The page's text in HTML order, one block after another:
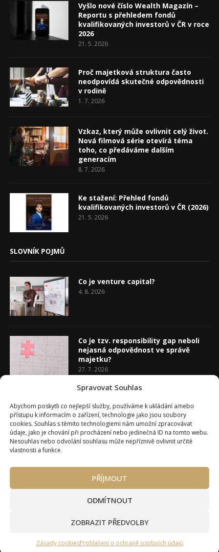
Spravovat Souhlas
Abychom poskytli co nejlepší služby, používáme k ukládání a/nebo
přístupu k informacím o zařízení, technologie jako jsou soubory
cookies. Souhlas s těmito technologiemi nám umožní zpracovávat
údaje, jako je chování při procházení nebo jedinečná ID na tomto webu.
Nesouhlas nebo odvolání souhlasu může nepříznivě ovlivnit určité
vlastnosti a funkce.
PŘÍJMOUT
ODMÍTNOUT
ZOBRAZIT PŘEDVOLBY
Zásady cookiesProhlášení o ochraně osobních údajů
Vyšlo nové číslo Wealth Magazín –
Reportu s přehledem fondů
kvalifikovaných investorů v ČR v roce
2026
21. 5. 2026
Proč majetková struktura často
neodpovídá skutečné odpovědnosti
v rodině
1. 7. 2026
Vzkaz, který může ovlivnit celý život.
Nová filmová série otevírá téma
toho, co předáváme dalším
generacím
8. 7. 2026
Ke stažení: Přehled fondů
kvalifikovaných investorů v ČR (2026)
21. 5. 2026
SLOVNÍK POJMŮ
Co je venture capital?
4. 8. 2026
Co je tzv. responsibility gap neboli
nejasná odpovědnost ve správě
majetku?
27. 7. 2026
20. 7. 2026
O Wealth Magazínu Můj účet
Kontakty
Máte zájem o spolupráci?
Pravidla používání webu wmag.cz
Ke stažení (partneři a autoři)
© 2020 - 2026 Wealth Magazín - Wealth Magazín s.r.o.